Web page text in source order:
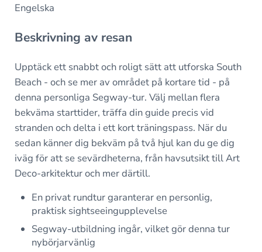
Engelska
Beskrivning av resan
Upptäck ett snabbt och roligt sätt att utforska South
Beach - och se mer av området på kortare tid - på
denna personliga Segway-tur. Välj mellan flera
bekväma starttider, träffa din guide precis vid
stranden och delta i ett kort träningspass. När du
sedan känner dig bekväm på två hjul kan du ge dig
iväg för att se sevärdheterna, från havsutsikt till Art
Deco-arkitektur och mer därtill.
En privat rundtur garanterar en personlig,
praktisk sightseeingupplevelse
Segway-utbildning ingår, vilket gör denna tur
nybörjarvänlig